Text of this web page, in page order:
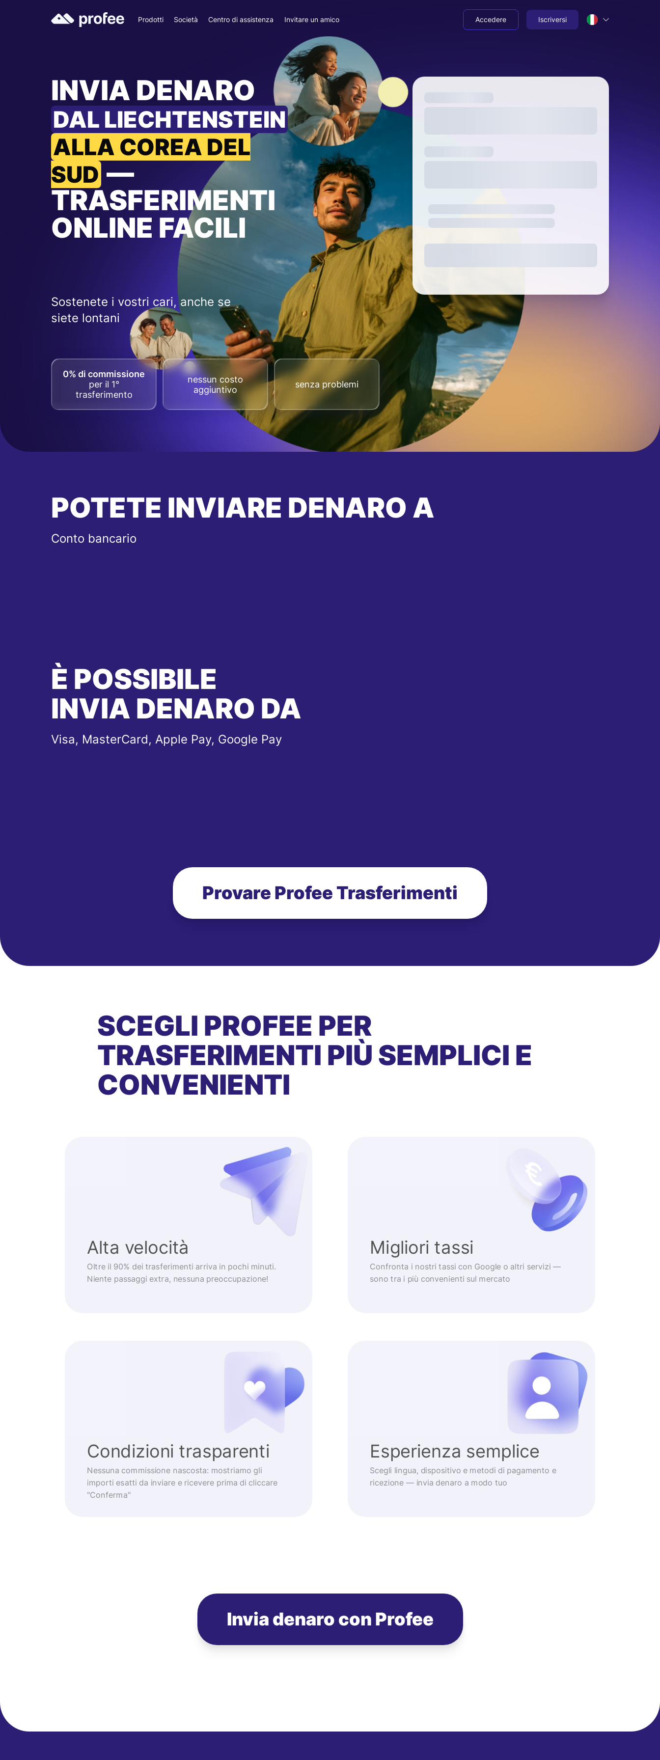
Prodotti Società Centro di assistenza Invitare un amico Accedere Iscriversi
INVIA DENARO
DAL LIECHTENSTEIN
ALLA COREA DEL
SUD —
TRASFERIMENTI
ONLINE FACILI
Sostenete i vostri cari, anche se
siete lontani
0% di commissione
per il 1°
trasferimento
nessun costo
aggiuntivo
senza problemi
POTETE INVIARE DENARO A
Conto bancario
È POSSIBILE
INVIA DENARO DA
Visa, MasterCard, Apple Pay, Google Pay
Provare Profee Trasferimenti
SCEGLI PROFEE PER
TRASFERIMENTI PIÙ SEMPLICI E
CONVENIENTI
Alta velocità
Oltre il 90% dei trasferimenti arriva in pochi minuti.
Niente passaggi extra, nessuna preoccupazione!
Migliori tassi
Confronta i nostri tassi con Google o altri servizi —
sono tra i più convenienti sul mercato
Condizioni trasparenti
Nessuna commissione nascosta: mostriamo gli
importi esatti da inviare e ricevere prima di cliccare
"Conferma"
Esperienza semplice
Scegli lingua, dispositivo e metodi di pagamento e
ricezione — invia denaro a modo tuo
Invia denaro con Profee